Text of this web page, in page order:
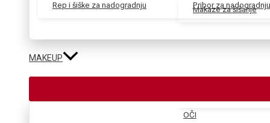
Rep i šiške za nadogradnju
Pribor za
Makaze za šišanje
MAKEUP
OČI